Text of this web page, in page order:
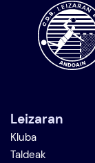
Leizaran
Kluba
Taldeak